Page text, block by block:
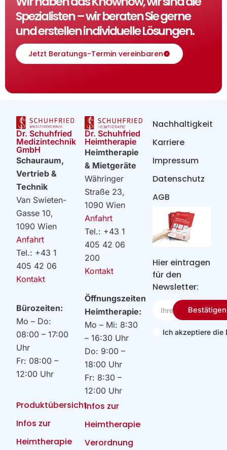
Spezialisten – wir beraten Sie gerne
und erstellen individuelle Lösungen.
Jetzt Beratungs-Termin vereinbaren
Dr. Schuhfried
Medizintechnik
GmbH
Schauraum,
Vertrieb &
Technik
Van Swieten-
Gasse 10,
1090 Wien
Anfahrt
Tel.: +43 1
405 42 06
Kontakt
Bürozeiten:
Mo – Do:
08:00 – 17:00
Uhr
Fr: 08:00 –
12:00 Uhr
Produktübersicht
Infos zur
Heimtherapie
Dr. Schuhfried
Heimtherapie
Heimtherapie
& Mietgeräte
Währinger
Straße 23,
1090 Wien
Anfahrt
Tel.: +43 1
405 42 06
200
Kontakt
Öffnungszeiten
Heimtherapie:
Mo – Mi: 8:30
– 16:30 Uhr
Do: 9:00 –
18:00 Uhr
Fr: 8:30 –
12:00 Uhr
Infos zur
Heimtherapie
Verordnung
Hier eintragen
für den
Newsletter:
Email
Ich akzeptiere die
Bestätigen
Nachhaltigkeit
Karriere
Impressum
Datenschutz
AGB